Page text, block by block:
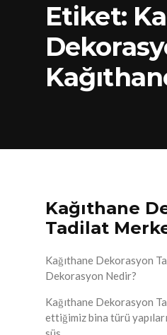
Etiket:
Kağıthane
Tadilat
Kağıthane Dekorasyon
Dekorasyon Nedir?
Kağıthane Dekorasyon
ettiğimiz bina türü